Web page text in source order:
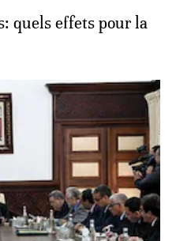
quels effets pour la